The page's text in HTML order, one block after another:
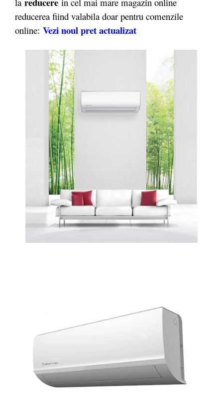
reducerea fiind valabila doar pentru comenzile
online: Vezi noul pret actualizat